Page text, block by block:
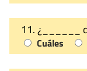
11. ¿______
Cuáles